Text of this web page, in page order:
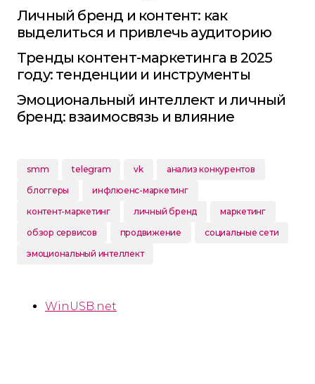
Личный бренд и контент: как
выделиться и привлечь аудиторию
Тренды контент-маркетинга в 2025
году: тенденции и инструменты
Эмоциональный интеллект и личный
бренд: взаимосвязь и влияние
smm telegram vk
анализ конкурентов
блоггеры
инфлюенс-маркетинг
контент-маркетинг
личный бренд
маркетинг
обзор сервисов
продвижение
социальные сети
эмоциональный интеллект
WinUSB.net